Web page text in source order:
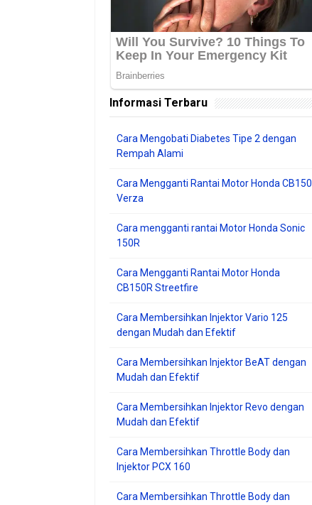
Informasi Terbaru
Cara Mengobati Diabetes Tipe 2 dengan
Rempah Alami
Cara Mengganti Rantai Motor Honda CB150
Verza
Cara mengganti rantai Motor Honda Sonic
150R
Cara Mengganti Rantai Motor Honda
CB150R Streetfire
Cara Membersihkan Injektor Vario 125
dengan Mudah dan Efektif
Cara Membersihkan Injektor BeAT dengan
Mudah dan Efektif
Cara Membersihkan Injektor Revo dengan
Mudah dan Efektif
Cara Membersihkan Throttle Body dan
Injektor PCX 160
Cara Membersihkan Throttle Body dan